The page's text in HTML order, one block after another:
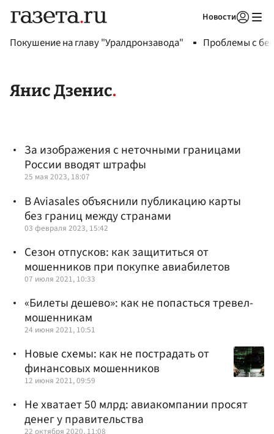
Новости
Покушение на главу "Уралдронзавода" Проблемы с
Янис Дзенис
За изображения с неточными границами
России вводят штрафы
25 мая 2023, 18:07
В Aviasales объяснили публикацию карты
без границ между странами
03 февраля 2023, 15:42
Сезон отпусков: как защититься от
мошенников при покупке авиабилетов
07 июля 2021, 10:33
«Билеты дешево»: как не попасться тревел-
мошенникам
24 июня 2021, 10:51
Новые схемы: как не пострадать от
финансовых мошенников
12 июня 2021, 09:59
Не хватает 50 млрд: авиакомпании просят
денег у правительства
22 октября 2020, 11:08